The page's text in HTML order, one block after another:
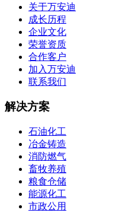
关于万安迪
成长历程
企业文化
荣誉资质
合作客户
加入万安迪
联系我们
解决方案
石油化工
冶金铸造
消防燃气
畜牧养殖
粮食仓储
能源化工
市政公用